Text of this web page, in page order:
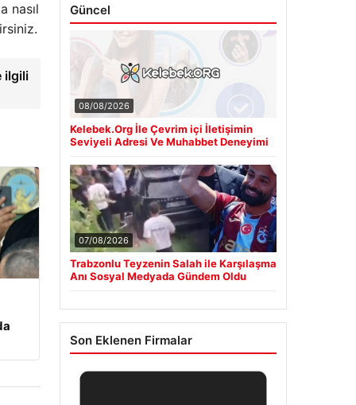
nasıl
ilgili
Güncel
08/08/2026
Kelebek.Org İle Çevrim içi İletişimin
Seviyeli Adresi Ve Muhabbet Deneyimi
07/08/2026
Trabzonlu Teyzenin Salah ile Karşılaşma
Anı Sosyal Medyada Gündem Oldu
Son Eklenen Firmalar